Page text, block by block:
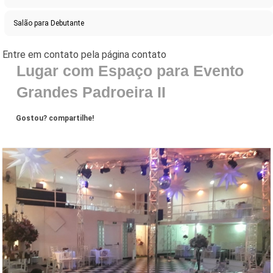
Salão para Debutante
Lugar com Espaço para Evento
Grandes Padroeira II
Gostou? compartilhe!